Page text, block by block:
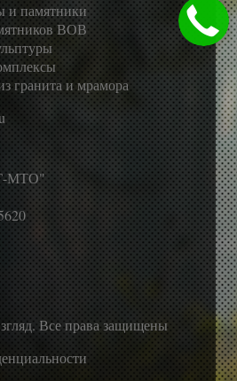
и памятники
ВОВ
гранита и мрамора
МТО"
Все права защищены